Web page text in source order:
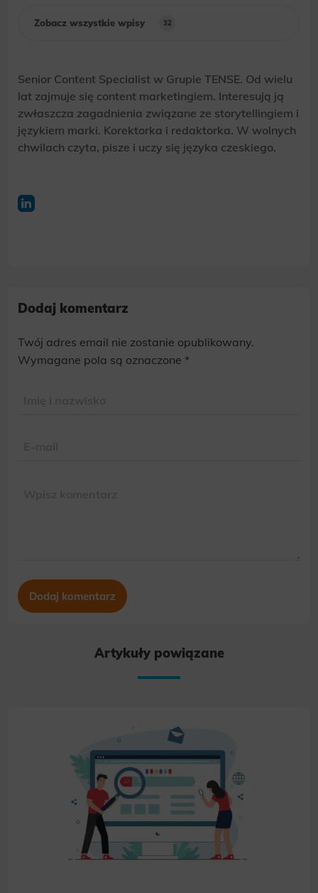
Zobacz wszystkie wpisy 32
Senior Content Specialist w Grupie TENSE. Od wielu
lat zajmuje się content marketingiem. Interesują ją
zwłaszcza zagadnienia związane ze storytellingiem i
językiem marki. Korektorka i redaktorka. W wolnych
chwilach czyta, pisze i uczy się języka czeskiego.
Dodaj komentarz
Twój adres email nie zostanie opublikowany.
Wymagane pola są oznaczone *
Alternative:
Artykuły powiązane